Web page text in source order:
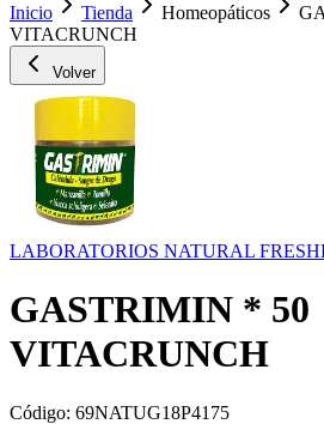
Inicio
Tienda Homeopáticos
VITACRUNCH
Volver
LABORATORIOS NATURAL
GASTRIMIN * 50
VITACRUNCH
Código: 69NATUG18P4175